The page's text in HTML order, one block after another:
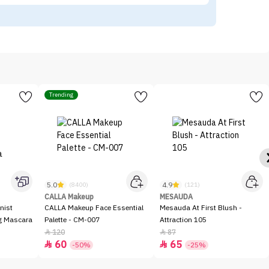
Mascara
Trending
5.0 (8400)
CALLA Makeup
CALLA Makeup Face Essential
Palette - CM-007
120
 60 -50%
4.9 (121)
MESAUDA
Mesauda At First Blush -
Attraction 105
87
 65 -25%